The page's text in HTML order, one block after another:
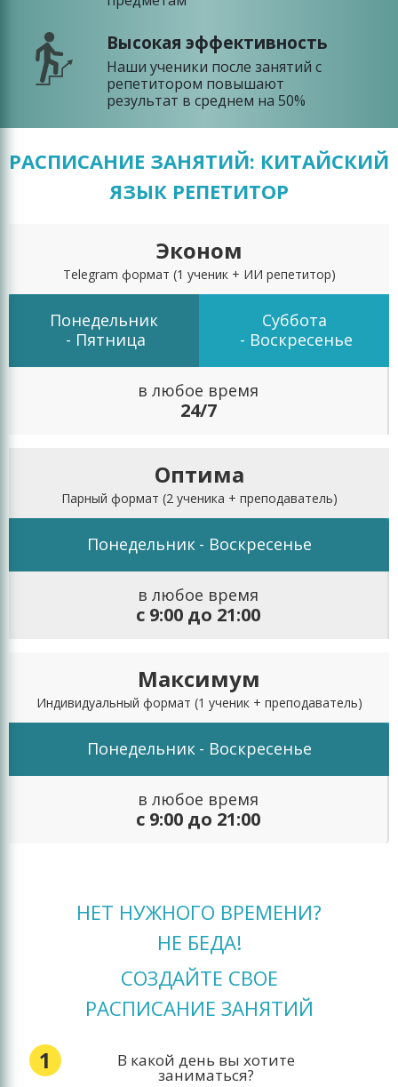
Высокая эффективность
Наши ученики после занятий с
репетитором повышают
результат в среднем на 50%
РАСПИСАНИЕ ЗАНЯТИЙ: КИТАЙСКИЙ
ЯЗЫК РЕПЕТИТОР
Эконом
Telegram формат (1 ученик + ИИ репетитор)
Понедельник
- Пятница
Суббота
- Воскресенье
в любое время
24/7
Оптима
Парный формат (2 ученика + преподаватель)
Понедельник - Воскресенье
в любое время
с 9:00 до 21:00
Максимум
Индивидуальный формат (1 ученик + преподаватель)
Понедельник - Воскресенье
в любое время
с 9:00 до 21:00
НЕТ НУЖНОГО ВРЕМЕНИ?
НЕ БЕДА!
СОЗДАЙТЕ СВОЕ
РАСПИСАНИЕ ЗАНЯТИЙ
1 В какой день вы хотите
заниматься?